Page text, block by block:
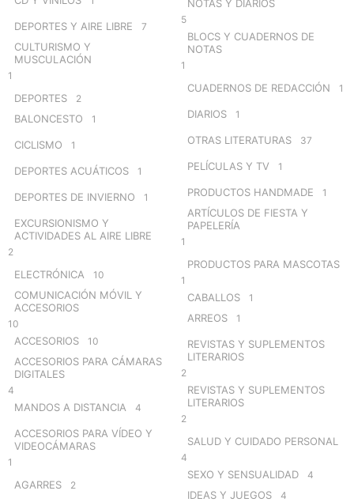
DEPORTES Y AIRE LIBRE 7
CULTURISMO Y
MUSCULACIÓN
1
DEPORTES 2
BALONCESTO 1
CICLISMO 1
DEPORTES ACUÁTICOS 1
DEPORTES DE INVIERNO 1
EXCURSIONISMO Y
ACTIVIDADES AL AIRE LIBRE
2
ELECTRÓNICA 10
COMUNICACIÓN MÓVIL Y
ACCESORIOS
10
ACCESORIOS 10
ACCESORIOS PARA CÁMARAS
DIGITALES
4
MANDOS A DISTANCIA 4
ACCESORIOS PARA VÍDEO Y
VIDEOCÁMARAS
1
AGARRES 2
NOTAS Y DIARIOS
5
BLOCS Y CUADERNOS DE
NOTAS
1
CUADERNOS DE REDACCIÓN 1
DIARIOS 1
OTRAS LITERATURAS 37
PELÍCULAS Y TV 1
PRODUCTOS HANDMADE 1
ARTÍCULOS DE FIESTA Y
PAPELERÍA
1
PRODUCTOS PARA MASCOTAS
1
CABALLOS 1
ARREOS 1
REVISTAS Y SUPLEMENTOS
LITERARIOS
2
REVISTAS Y SUPLEMENTOS
LITERARIOS
2
SALUD Y CUIDADO PERSONAL
4
SEXO Y SENSUALIDAD 4
IDEAS Y JUEGOS 4